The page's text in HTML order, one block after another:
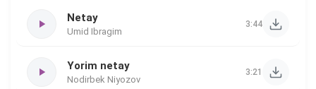
Netay
Umid Ibragim
3:44
Yorim netay
Nodirbek Niyozov
3:21